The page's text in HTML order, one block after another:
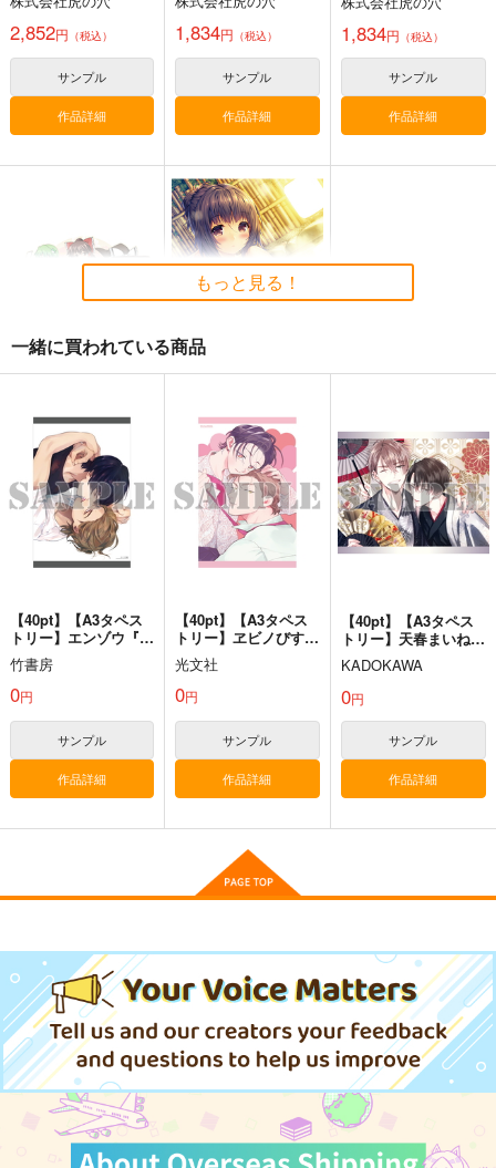
2,852円 （税込）
サンプル
作品詳細
1,834円 （税込）
サンプル
作品詳細
1,834円 （税込）
サンプル
作品詳細
東方Project A4クリア
ファイル 葉庭
株式会社虎の穴
509円 （税込）
サンプル
作品詳細
ード Normal ver.【単
品版】
株式会社虎の穴
3,850円（税込）
サンプル
作品詳細
もっと見る！
一緒に買われている商品
【40pt】【A3タペス
トリー】エンゾウ『ド
ラッグレス・セック
ス』(とらのあなBLコ
ミックフェア2026)
竹書房
0円
サンプル
作品詳細
【40pt】【A3タペス
トリー】ヱビノびすく
『ラブ・チェイン・ラ
ブ・ジーン』(とらの
あなBLコミックフェ
ア2026)
光文社
0円
サンプル
作品詳細
【40pt】【A3タペス
トリー】天春まいね
『イケないエリートΩ
は淫らにとろける』
(とらのあなBLコミッ
クフェア2026)
KADOKAWA
0円
サンプル
作品詳細